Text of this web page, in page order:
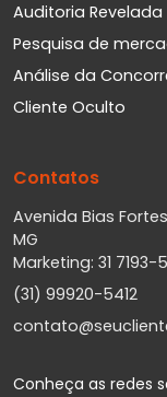
Auditoria Revelada
Pesquisa de
Análise da
Cliente Oculto
Contatos
Avenida Bias
MG
Marketing: 31 7193-
(31) 99920-5412
Conheça as redes